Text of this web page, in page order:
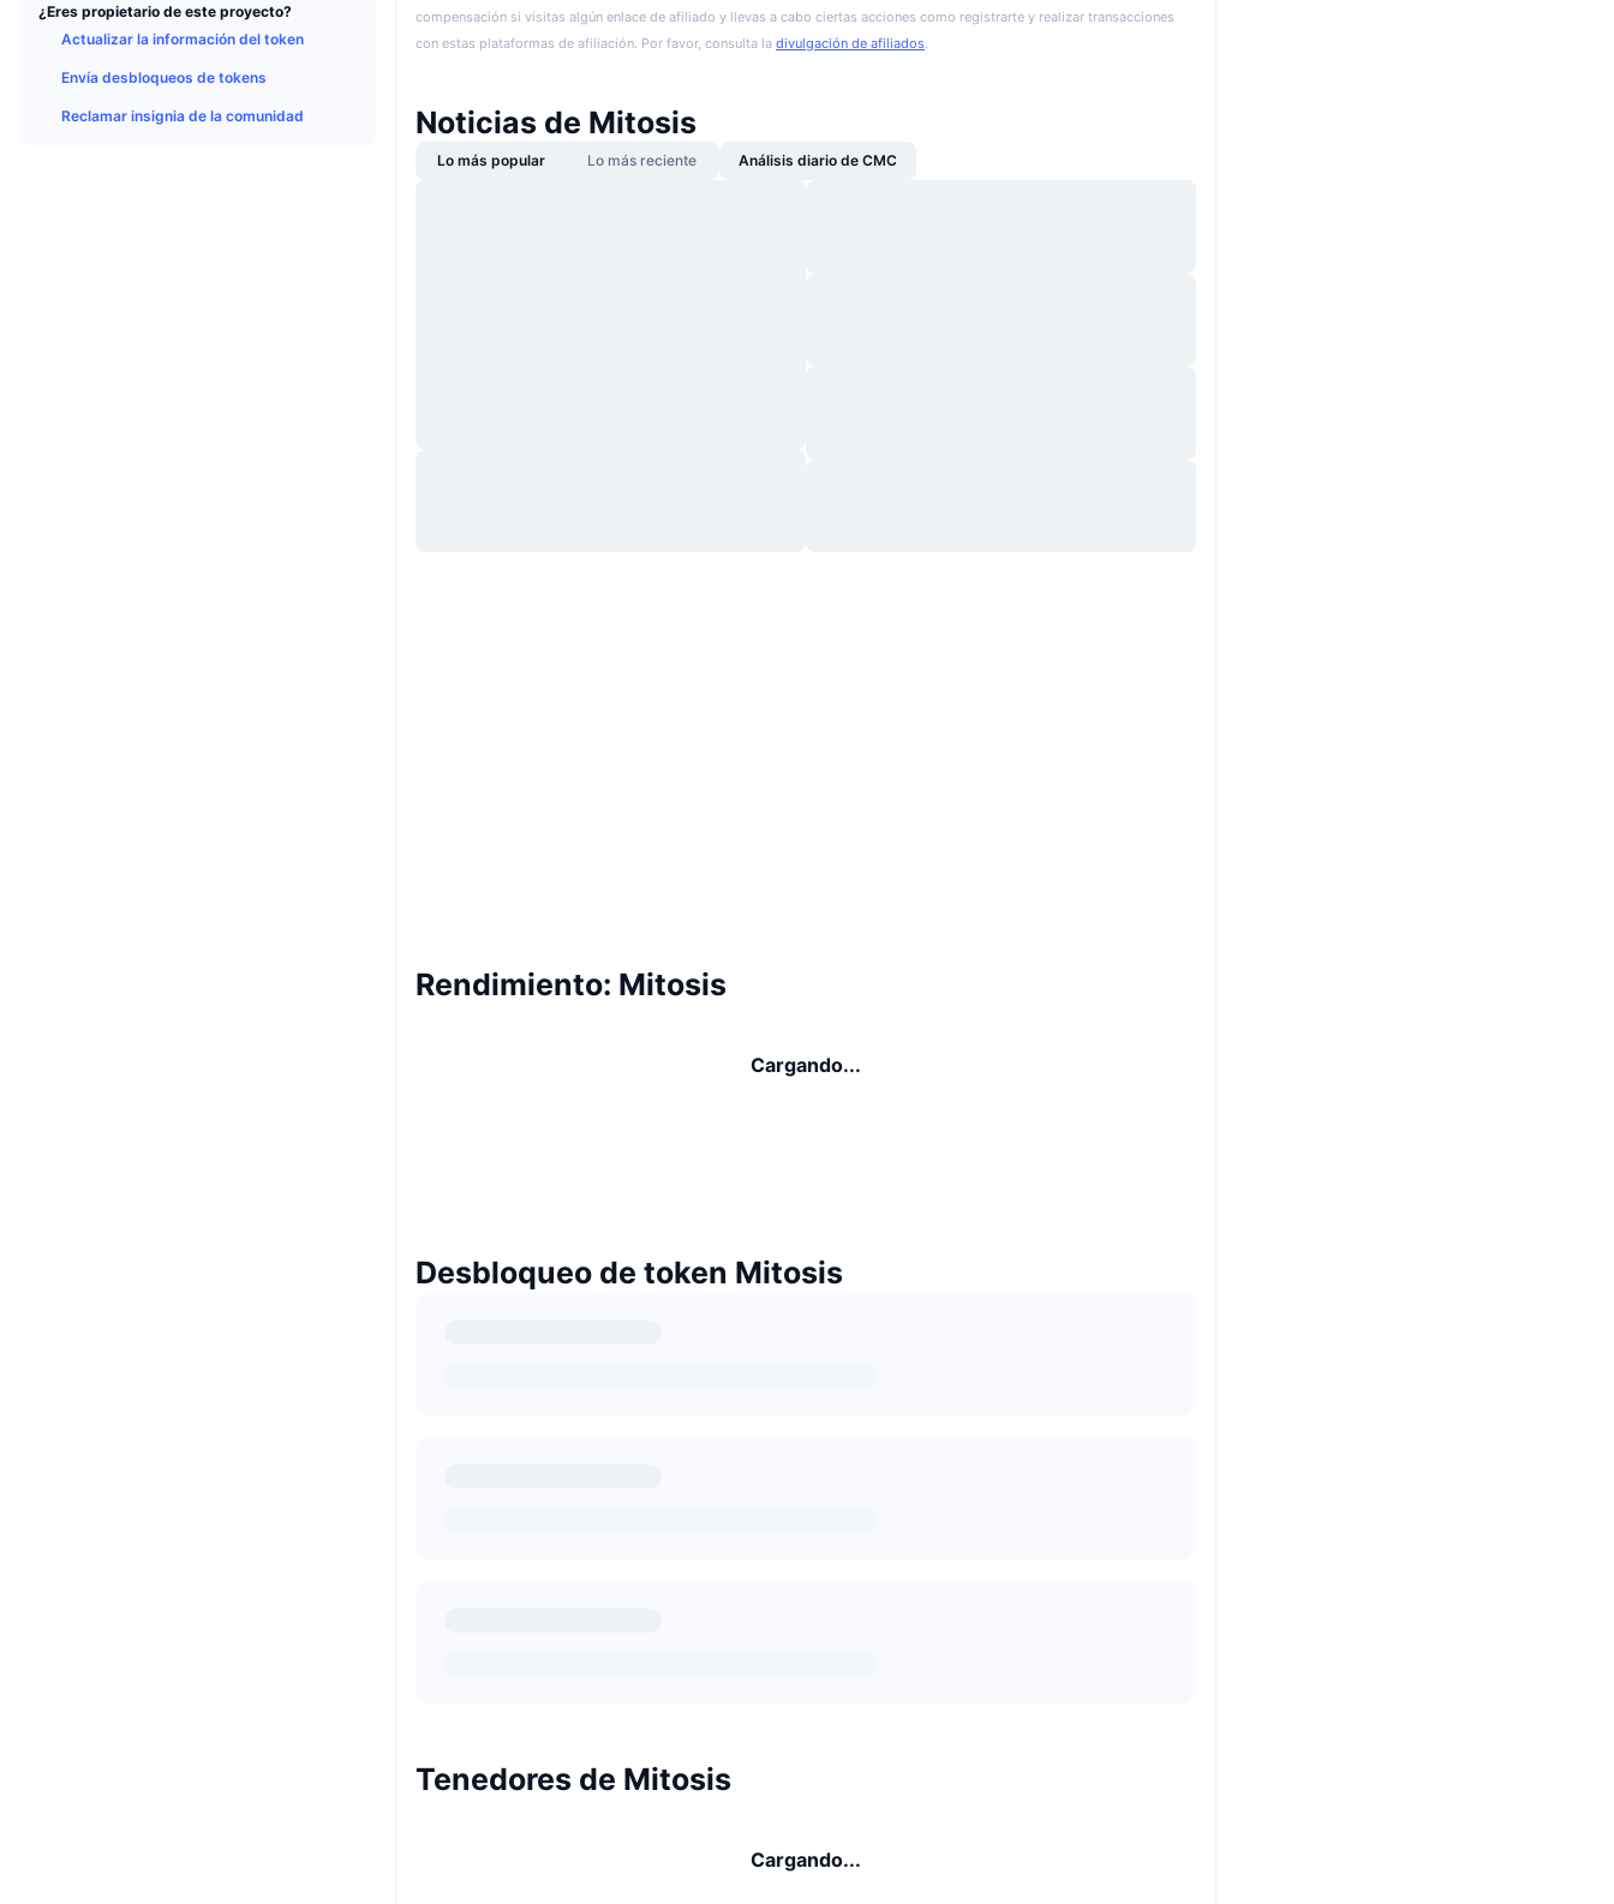
¿Eres propietario de este proyecto?
Actualizar la información del token
Envía desbloqueos de tokens
Reclamar insignia de la comunidad
compensación si visitas algún enlace de afiliado y llevas a cabo ciertas acciones como registrarte y realizar transacciones
con estas plataformas de afiliación. Por favor, consulta la divulgación de afiliados.
Noticias de Mitosis
Lo más popular Lo más reciente Análisis diario de CMC
Rendimiento: Mitosis
Cargando...
Desbloqueo de token Mitosis
Tenedores de Mitosis
Cargando...